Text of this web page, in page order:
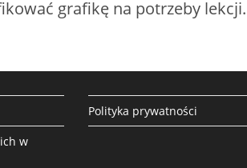
grafikę na potrzeby lekcji.
w
Polityka prywatności